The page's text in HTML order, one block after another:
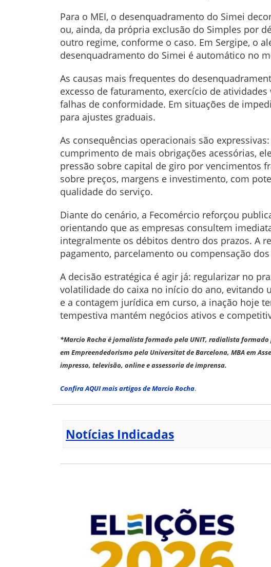
Para o MEI, o desenquadramento do Simei
ou, ainda, da própria exclusão do Simples por
outro regime, conforme o caso. Em Sergipe, o
desenquadramento do Simei é automático no
As causas mais frequentes do
excesso de faturamento, exercício de
falhas de conformidade. Em situações de
para ajustes graduais.
As consequências operacionais são
cumprimento de mais obrigações acessórias,
pressão sobre capital de giro por vencimentos
sobre preços, margens e investimento, com
qualidade do serviço.
Diante do cenário, a Fecomércio reforçou
orientando que as empresas consultem
integralmente os débitos dentro dos prazos. A
pagamento, parcelamento ou compensação
A decisão estratégica é agir já: regularizar no
volatilidade do caixa no início do ano, evitando
e a contagem jurídica em curso, a inação hoje
tempestiva mantém negócios ativos e
*Marcio Rocha é jornalista formado pela UNIT, radialista
em Empreendedorismo pela Universitat de Barcelona, MBA em
impresso, televisão, online e assessoria de imprensa.
Confira AQUI mais artigos de Marcio Rocha.
Notícias Indicadas